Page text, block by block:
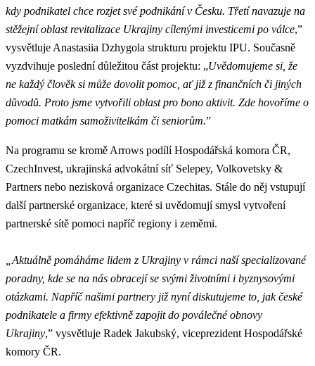
kdy podnikatel chce rozjet své podnikání v Česku. Třetí navazuje na
stěžejní oblast revitalizace Ukrajiny cílenými investicemi po válce,”
vysvětluje Anastasiia Dzhygola strukturu projektu IPU. Současně
vyzdvihuje poslední důležitou část projektu: „Uvědomujeme si, že
ne každý člověk si může dovolit pomoc, ať již z finančních či jiných
důvodů. Proto jsme vytvořili oblast pro bono aktivit. Zde hovoříme o
pomoci matkám samoživitelkám či seniorům.”
Na programu se kromě Arrows podílí Hospodářská komora ČR,
CzechInvest, ukrajinská advokátní síť Selepey, Volkovetsky &
Partners nebo nezisková organizace Czechitas. Stále do něj vstupují
další partnerské organizace, které si uvědomují smysl vytvoření
partnerské sítě pomoci napříč regiony i zeměmi.
„Aktuálně pomáháme lidem z Ukrajiny v rámci naší specializované
poradny, kde se na nás obracejí se svými životními i byznysovými
otázkami. Napříč našimi partnery již nyní diskutujeme to, jak české
podnikatele a firmy efektivně zapojit do poválečné obnovy
Ukrajiny,” vysvětluje Radek Jakubský, viceprezident Hospodářské
komory ČR.